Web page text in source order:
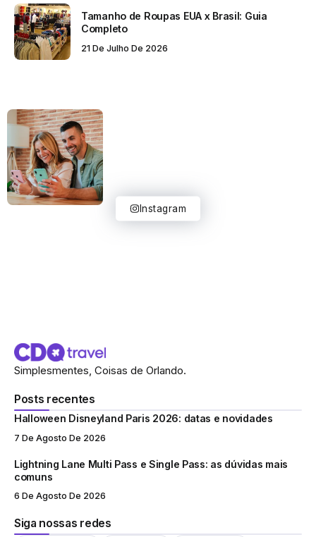
Tamanho de Roupas EUA x Brasil: Guia
Completo
21 De Julho De 2026
Instagram
Simplesmentes, Coisas de Orlando.
Posts recentes
Halloween Disneyland Paris 2026: datas e novidades
7 De Agosto De 2026
Lightning Lane Multi Pass e Single Pass: as dúvidas mais
comuns
6 De Agosto De 2026
Siga nossas redes